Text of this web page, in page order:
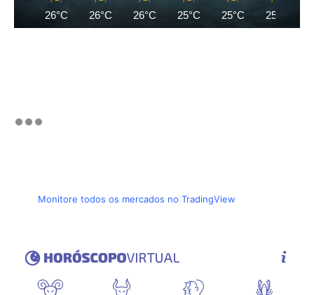
26°C 26°C 26°C 25°C 25°C 25°C
Monitore todos os mercados no TradingView